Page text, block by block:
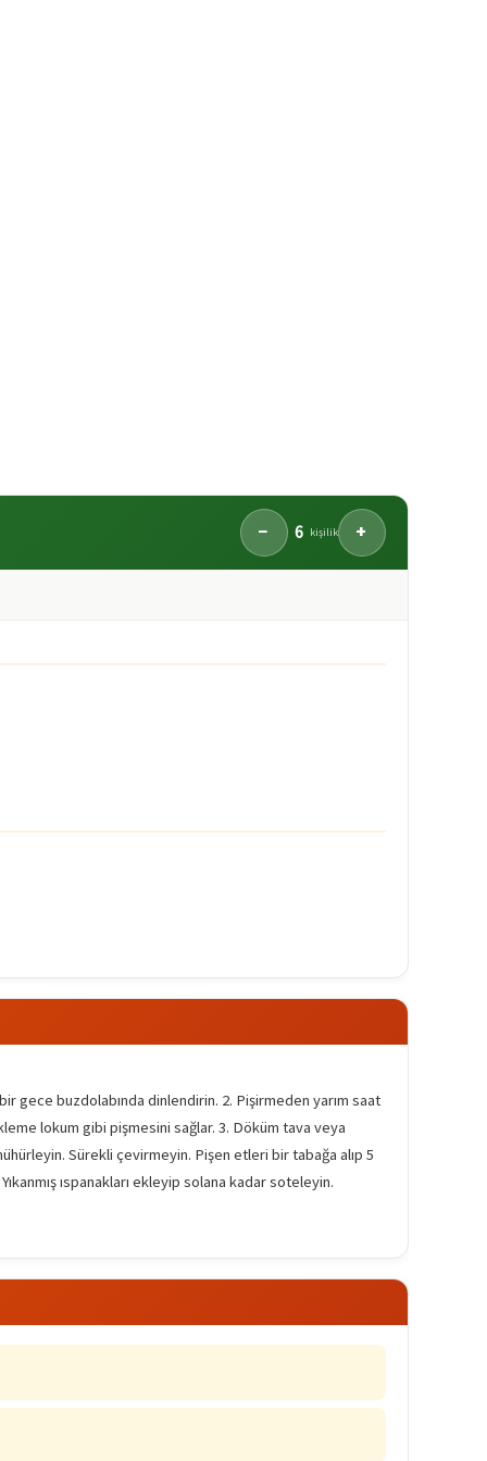
− 6 kişilik +
gece buzdolabında dinlendirin. 2. Pişirmeden yarım saat
lokum gibi pişmesini sağlar. 3. Döküm tava veya
Sürekli çevirmeyin. Pişen etleri bir tabağa alıp 5
ıspanakları ekleyip solana kadar soteleyin.